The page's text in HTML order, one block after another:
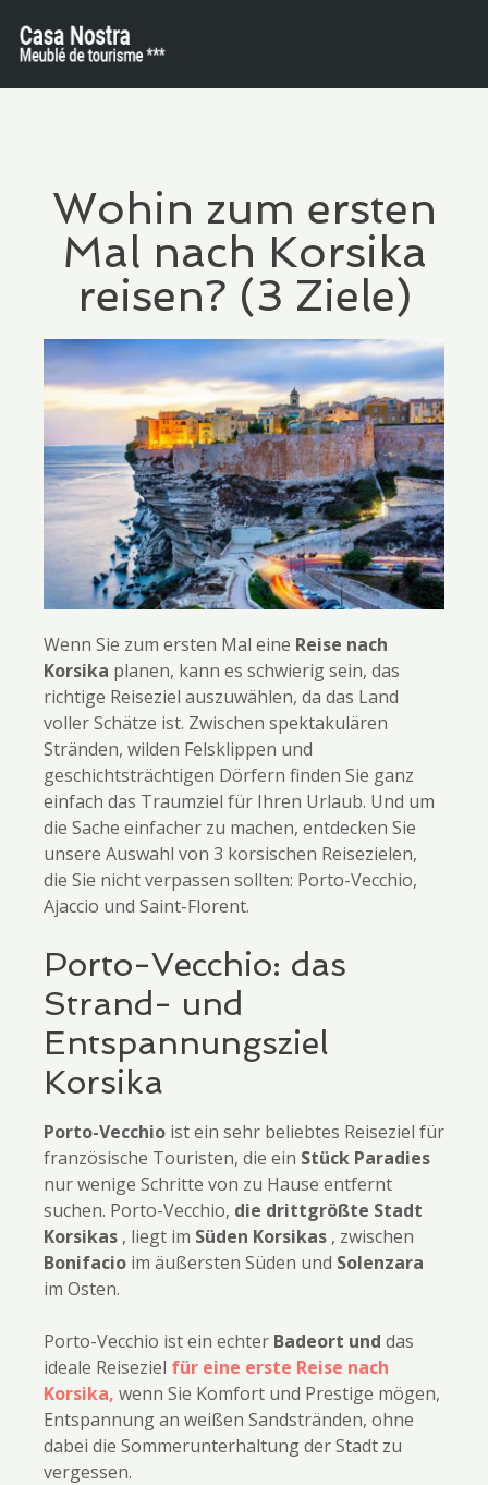
Wohin zum ersten
Mal nach Korsika
reisen? (3 Ziele)
Wenn Sie zum ersten Mal eine Reise nach
Korsika planen, kann es schwierig sein, das
richtige Reiseziel auszuwählen, da das Land
voller Schätze ist. Zwischen spektakulären
Stränden, wilden Felsklippen und
geschichtsträchtigen Dörfern finden Sie ganz
einfach das Traumziel für Ihren Urlaub. Und um
die Sache einfacher zu machen, entdecken Sie
unsere Auswahl von 3 korsischen Reisezielen,
die Sie nicht verpassen sollten: Porto-Vecchio,
Ajaccio und Saint-Florent.
Porto-Vecchio: das
Strand- und
Entspannungsziel
Korsika
Porto-Vecchio ist ein sehr beliebtes Reiseziel für
französische Touristen, die ein Stück Paradies
nur wenige Schritte von zu Hause entfernt
suchen. Porto-Vecchio, die drittgrößte Stadt
Korsikas , liegt im Süden Korsikas , zwischen
Bonifacio im äußersten Süden und Solenzara
im Osten.
Porto-Vecchio ist ein echter Badeort und das
ideale Reiseziel für eine erste Reise nach
Korsika, wenn Sie Komfort und Prestige mögen,
Entspannung an weißen Sandstränden, ohne
dabei die Sommerunterhaltung der Stadt zu
vergessen.